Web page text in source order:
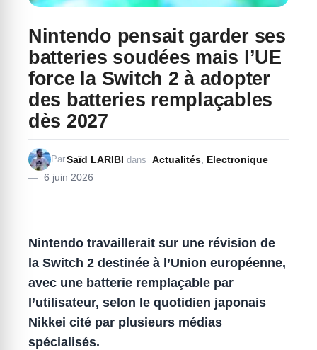
Nintendo pensait garder ses
batteries soudées mais l’UE
force la Switch 2 à adopter
des batteries remplaçables
dès 2027
6 juin 2026
ParSaïd LARIBI dans Actualités Electronique
Nintendo travaillerait sur une révision de
la Switch 2 destinée à l’Union européenne,
avec une batterie remplaçable par
l’utilisateur, selon le quotidien japonais
Nikkei cité par plusieurs médias
spécialisés.